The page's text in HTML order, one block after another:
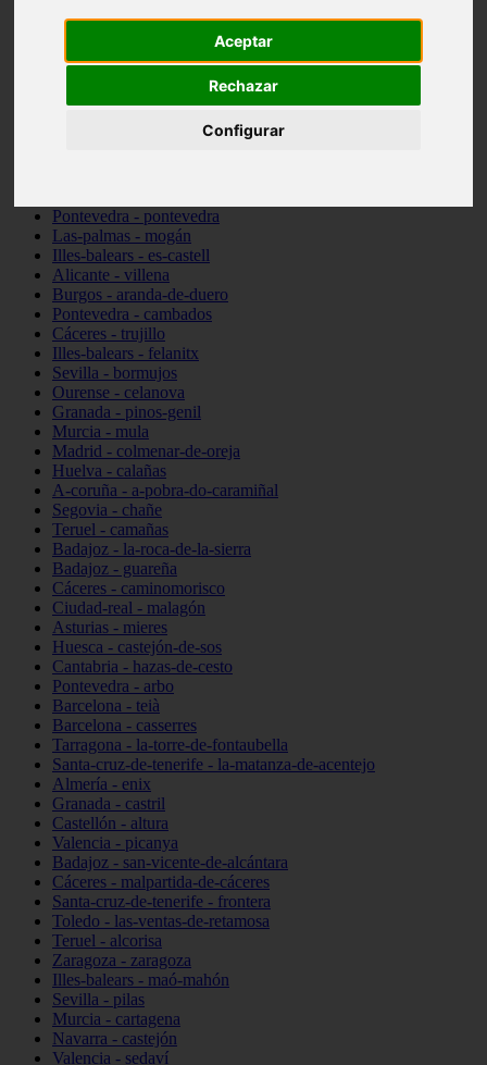
Aceptar
Rechazar
Configurar
Barcelona - vilanova-i-la-geltrú
Castellón - peñíscola
Illes-balears - sant-josep-de-sa-talaia
Pontevedra - pontevedra
Las-palmas - mogán
Illes-balears - es-castell
Alicante - villena
Burgos - aranda-de-duero
Pontevedra - cambados
Cáceres - trujillo
Illes-balears - felanitx
Sevilla - bormujos
Ourense - celanova
Granada - pinos-genil
Murcia - mula
Madrid - colmenar-de-oreja
Huelva - calañas
A-coruña - a-pobra-do-caramiñal
Segovia - chañe
Teruel - camañas
Badajoz - la-roca-de-la-sierra
Badajoz - guareña
Cáceres - caminomorisco
Ciudad-real - malagón
Asturias - mieres
Huesca - castejón-de-sos
Cantabria - hazas-de-cesto
Pontevedra - arbo
Barcelona - teià
Barcelona - casserres
Tarragona - la-torre-de-fontaubella
Santa-cruz-de-tenerife - la-matanza-de-acentejo
Almería - enix
Granada - castril
Castellón - altura
Valencia - picanya
Badajoz - san-vicente-de-alcántara
Cáceres - malpartida-de-cáceres
Santa-cruz-de-tenerife - frontera
Toledo - las-ventas-de-retamosa
Teruel - alcorisa
Zaragoza - zaragoza
Illes-balears - maó-mahón
Sevilla - pilas
Murcia - cartagena
Navarra - castejón
Valencia - sedaví